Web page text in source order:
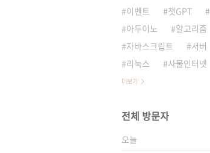
이벤트
챗GPT
아두이노
알고리즘
자바스크립트
서버
리눅스
사물인터넷
더보기
전체 방문자
오늘